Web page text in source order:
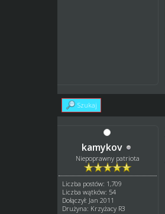
Szukaj
kamykov
Niepoprawny patriota
Liczba postów: 1,709
Liczba wątków: 54
Dołączył: Jan 2011
Drużyna: Krzyżacy R3